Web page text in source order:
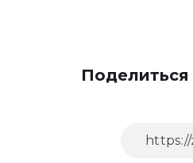
Поделиться